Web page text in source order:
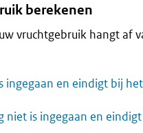
berekenen
vruchtgebruik hangt af
ingegaan en eindigt bij
niet is ingegaan en